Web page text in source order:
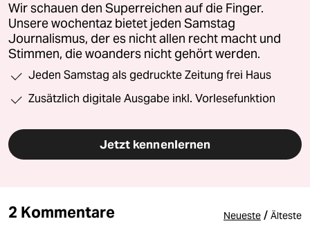
Wir schauen den Superreichen auf die Finger.
Unsere wochentaz bietet jeden Samstag
Journalismus, der es nicht allen recht macht und
Stimmen, die woanders nicht gehört werden.
Jeden Samstag als gedruckte Zeitung frei Haus
Zusätzlich digitale Ausgabe inkl. Vorlesefunktion
Jetzt kennenlernen
2 Kommentare Neueste / Älteste